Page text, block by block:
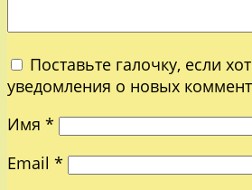
Поставьте галочку, если
уведомления о новых
Имя *
Email *